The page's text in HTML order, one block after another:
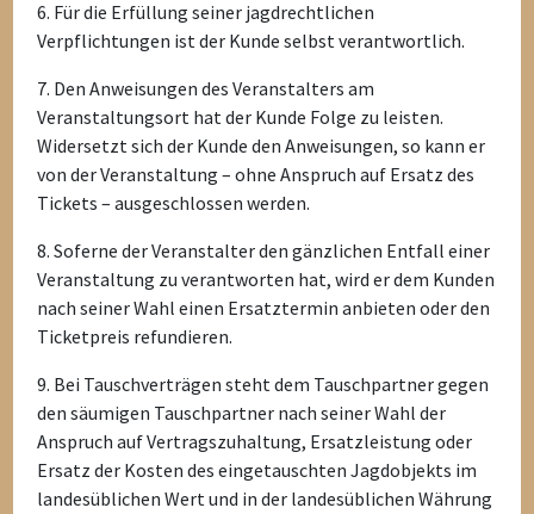
6. Für die Erfüllung seiner jagdrechtlichen
Verpflichtungen ist der Kunde selbst verantwortlich.
7. Den Anweisungen des Veranstalters am
Veranstaltungsort hat der Kunde Folge zu leisten.
Widersetzt sich der Kunde den Anweisungen, so kann er
von der Veranstaltung – ohne Anspruch auf Ersatz des
Tickets – ausgeschlossen werden.
8. Soferne der Veranstalter den gänzlichen Entfall einer
Veranstaltung zu verantworten hat, wird er dem Kunden
nach seiner Wahl einen Ersatztermin anbieten oder den
Ticketpreis refundieren.
9. Bei Tauschverträgen steht dem Tauschpartner gegen
den säumigen Tauschpartner nach seiner Wahl der
Anspruch auf Vertragszuhaltung, Ersatzleistung oder
Ersatz der Kosten des eingetauschten Jagdobjekts im
landesüblichen Wert und in der landesüblichen Währung